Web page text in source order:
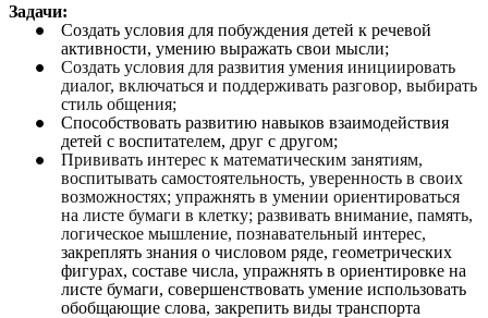
Задачи:
Создать условия для побуждения детей к речевой
активности, умению выражать свои мысли;
Создать условия для развития умения инициировать
диалог, включаться и поддерживать разговор, выбирать
стиль общения;
Способствовать развитию навыков взаимодействия
детей с воспитателем, друг с другом;
Прививать интерес к математическим занятиям,
воспитывать самостоятельность, уверенность в своих
возможностях; упражнять в умении ориентироваться
на листе бумаги в клетку; развивать внимание, память,
логическое мышление, познавательный интерес,
закреплять знания о числовом ряде, геометрических
фигурах, составе числа, упражнять в ориентировке на
листе бумаги, совершенствовать умение использовать
обобщающие слова, закрепить виды транспорта